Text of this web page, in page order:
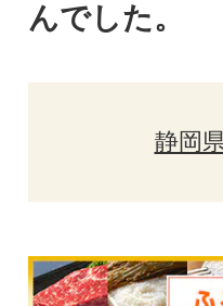
んでした。
静岡